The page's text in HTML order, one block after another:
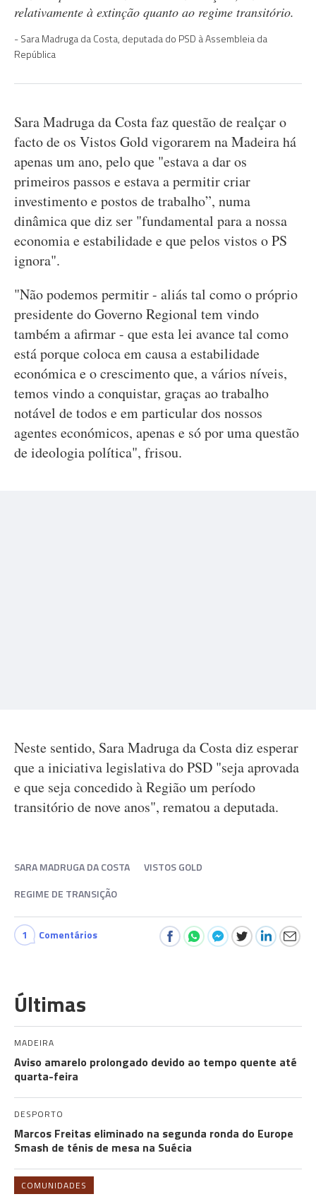
relativamente à extinção quanto ao regime transitório.
Sara Madruga da Costa, deputada do PSD à Assembleia da
República
Sara Madruga da Costa faz questão de realçar o
facto de os Vistos Gold vigorarem na Madeira há
apenas um ano, pelo que "estava a dar os
primeiros passos e estava a permitir criar
investimento e postos de trabalho”, numa
dinâmica que diz ser "fundamental para a nossa
economia e estabilidade e que pelos vistos o PS
ignora".
"Não podemos permitir - aliás tal como o próprio
presidente do Governo Regional tem vindo
também a afirmar - que esta lei avance tal como
está porque coloca em causa a estabilidade
económica e o crescimento que, a vários níveis,
temos vindo a conquistar, graças ao trabalho
notável de todos e em particular dos nossos
agentes económicos, apenas e só por uma questão
de ideologia política", frisou.
Neste sentido, Sara Madruga da Costa diz esperar
que a iniciativa legislativa do PSD "seja aprovada
e que seja concedido à Região um período
transitório de nove anos", rematou a deputada.
SARA MADRUGA DA COSTA
VISTOS GOLD
REGIME DE TRANSIÇÃO
1 Comentários
Últimas
MADEIRA
Aviso amarelo prolongado devido ao tempo quente até
quarta-feira
DESPORTO
Marcos Freitas eliminado na segunda ronda do Europe
Smash de ténis de mesa na Suécia
COMUNIDADES